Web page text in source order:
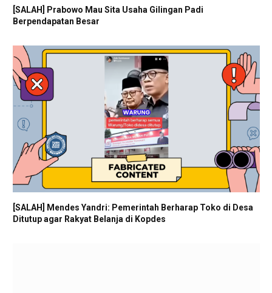
[SALAH] Prabowo Mau Sita Usaha Gilingan Padi
Berpendapatan Besar
[SALAH] Mendes Yandri: Pemerintah Berharap Toko di Desa
Ditutup agar Rakyat Belanja di Kopdes